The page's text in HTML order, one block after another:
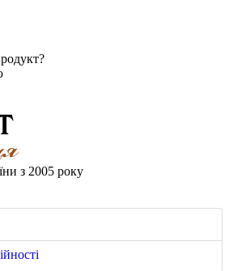
з 2005 року